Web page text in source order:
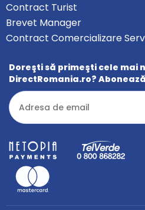
Contract Turist
Brevet Manager
Contract Comercializare
Doreşti să primeşti cele mai
DirectRomania.ro?